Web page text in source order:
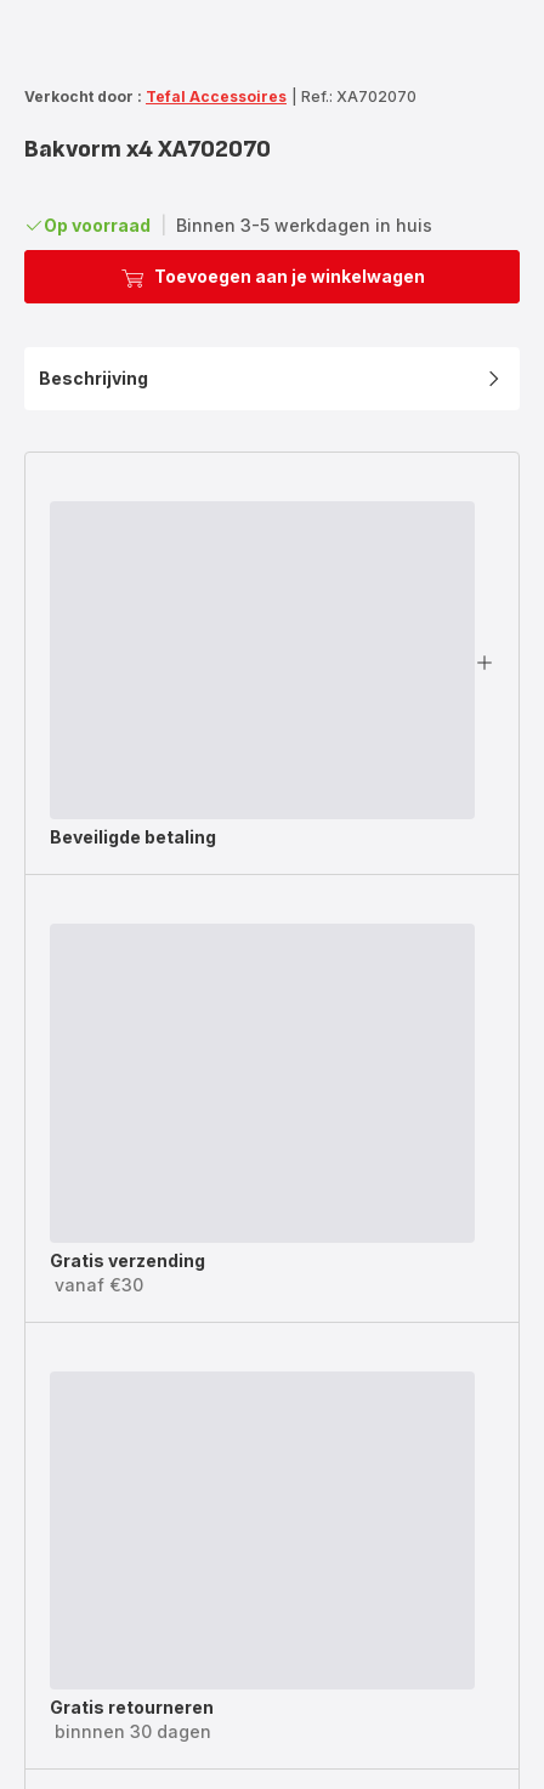
Verkocht door : Tefal Accessoires Ref.: XA702070
Bakvorm x4 XA702070
Op voorraad Binnen 3-5 werkdagen in huis
Toevoegen aan je winkelwagen
Beschrijving
Beveiligde betaling
Gratis verzending
vanaf €30
Gratis retourneren
binnnen 30 dagen